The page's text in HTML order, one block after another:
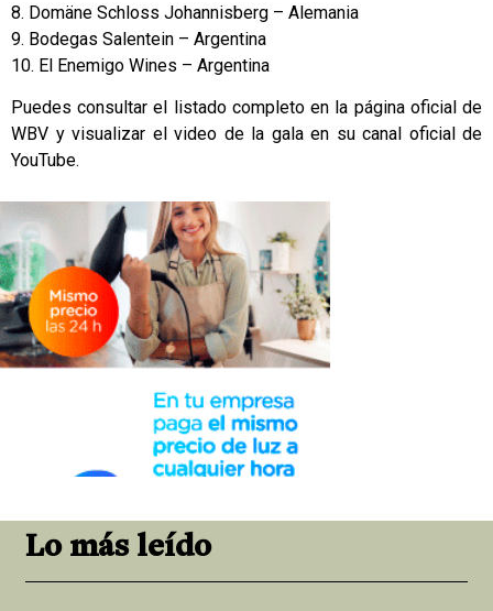
8. Domäne Schloss Johannisberg – Alemania
9. Bodegas Salentein – Argentina
10. El Enemigo Wines – Argentina
Puedes consultar el listado completo en la página oficial de
WBV y visualizar el video de la gala en su canal oficial de
YouTube.
Lo más leído